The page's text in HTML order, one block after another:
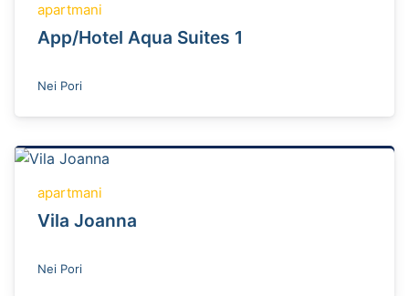
apartmani
App/Hotel Aqua Suites 1
Nei Pori
apartmani
Vila Joanna
Nei Pori